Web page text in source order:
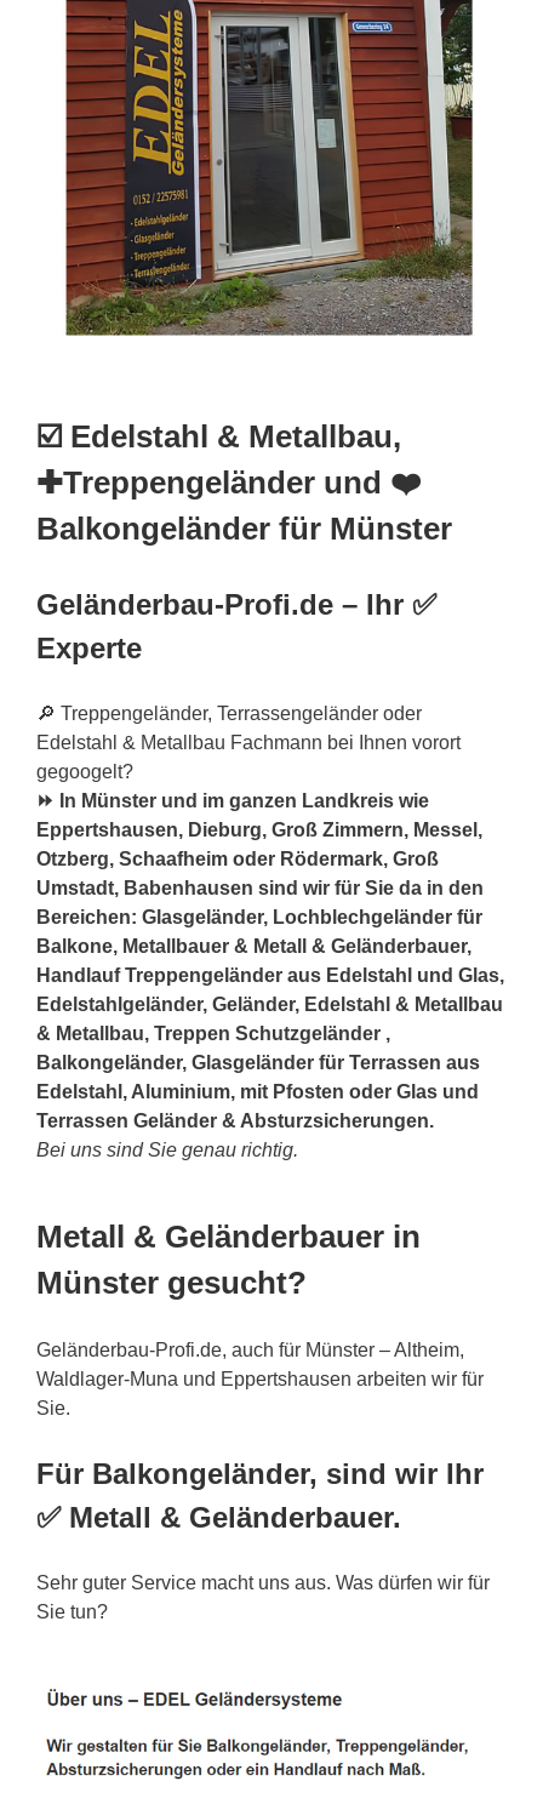
☑️ Edelstahl & Metallbau,
✚Treppengeländer und ❤️
Balkongeländer für Münster
Geländerbau-Profi.de – Ihr ✅
Experte
🔎 Treppengeländer, Terrassengeländer oder
Edelstahl & Metallbau Fachmann bei Ihnen vorort
gegoogelt?
⏩ In Münster und im ganzen Landkreis wie
Eppertshausen, Dieburg, Groß Zimmern, Messel,
Otzberg, Schaafheim oder Rödermark, Groß
Umstadt, Babenhausen sind wir für Sie da in den
Bereichen: Glasgeländer, Lochblechgeländer für
Balkone, Metallbauer & Metall & Geländerbauer,
Handlauf Treppengeländer aus Edelstahl und Glas,
Edelstahlgeländer, Geländer, Edelstahl & Metallbau
& Metallbau, Treppen Schutzgeländer ,
Balkongeländer, Glasgeländer für Terrassen aus
Edelstahl, Aluminium, mit Pfosten oder Glas und
Terrassen Geländer & Absturzsicherungen.
Bei uns sind Sie genau richtig.
Metall & Geländerbauer in
Münster gesucht?
Geländerbau-Profi.de, auch für Münster – Altheim,
Waldlager-Muna und Eppertshausen arbeiten wir für
Sie.
Für Balkongeländer, sind wir Ihr
✅ Metall & Geländerbauer.
Sehr guter Service macht uns aus. Was dürfen wir für
Sie tun?